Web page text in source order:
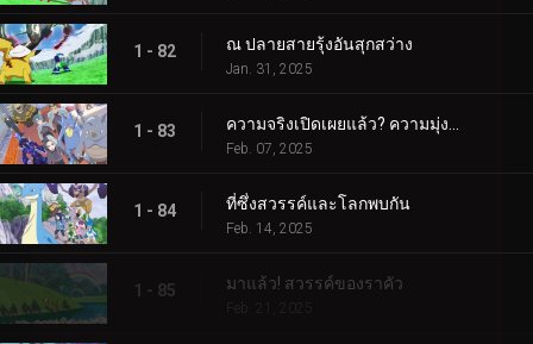
1 - 82 ณ ปลายสายรุ้งอันสุกสว่าง
Jan. 31, 2025
1 - 83
Feb. 07, 2025
1 - 84 ที่ซึ่งสวรรค์และโลกพบกัน
Feb. 14, 2025
1 - 85 มาแล้ว! สวรรค์ของราคัว
Feb. 21, 2025